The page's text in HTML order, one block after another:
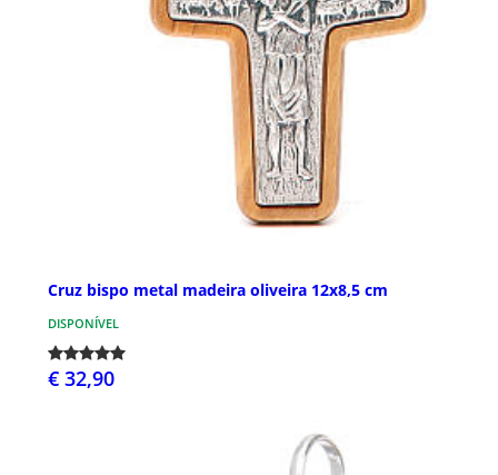
Cruz bispo metal madeira oliveira 12x8,5 cm
DISPONÍVEL
€ 32,90